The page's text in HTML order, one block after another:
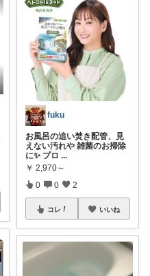
fuku
お風呂の追い焚き配管、見
えない汚れや 雑菌のお掃除
に✨ プロ ...
￥ 2,970～
0 0 2
コレ いいね